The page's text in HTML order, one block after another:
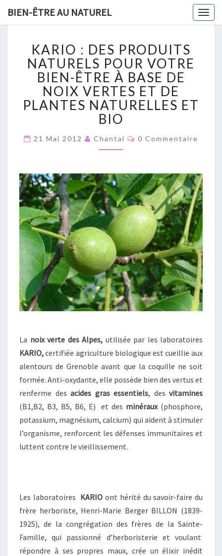
BIEN-ÊTRE AU NATUREL
A
R
O
D
E
S
P
R
U
I
T
S
N
A
T
U
R
E
L
S
P
R
V
O
T
R
E
B
I
E
-
E
À
A
S
E
KARIO : DES PRODUITS
NATURELS POUR VOTRE
BIEN-ÊTRE À BASE DE
NOIX VERTES ET DE
PLANTES NATURELLES ET
BIO
21 Mai 2012 Chantal
C
O
N
T
A
I
R
E
S
0 Commentaire
La noix verte des Alpes, utilisée par les laboratoires
KARIO,certifiée agriculture biologique est cueillie aux
alentours de Grenoble avant que la coquille ne soit
formée. Anti-oxydante, elle possède bien des vertus et
renferme des acides gras essentiels, des vitamines
(B1,B2, B3, B5, B6, E) et des minéraux(phosphore,
potassium, magnésium, calcium) qui aident à stimuler
l’organisme, renforcent les défenses immunitaires et
luttent contre le vieillissement.
Les laboratoires KARIO ont hérité du savoir-faire du
frère herboriste, Henri-Marie Berger BILLON (1839-
1925), de la congrégation des frères de la Sainte-
Famille, qui passionné d’herboristerie et voulant
répondre à ses propres maux, crée un élixir inédit
GRATUIT :19 Méthodes
naturelles pour lutter contre les
immunité​
ENVOYEZ MOI L'EBOOK
x